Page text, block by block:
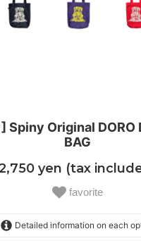
Original DORO
BAG
2,750 yen (tax
favorite
Detailed information on each